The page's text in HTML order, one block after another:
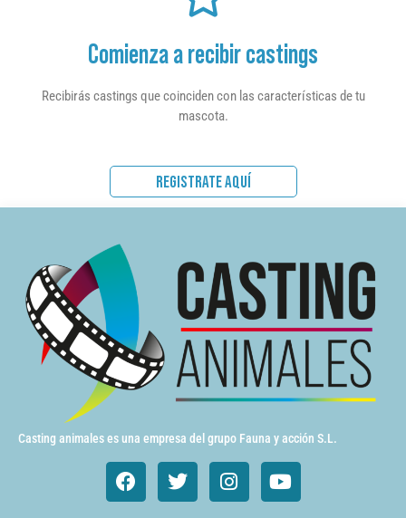
Comienza a recibir castings
Recibirás castings que coinciden con las características de tu
mascota.
REGISTRATE AQUÍ
Casting animales es una empresa del grupo Fauna y acción S.L.